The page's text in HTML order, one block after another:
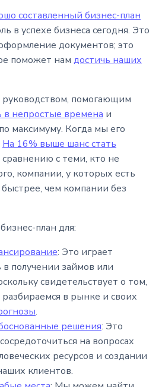
составленный бизнес-план
в успехе бизнеса сегодня. Это
документов; это
поможет нам достичь наших
руководством, помогающим
в непростые времена и
максимуму. Когда мы его
На 16% выше шанс стать
сравнению с теми, кто не
компании, у которых есть
чем компании без
план для:
: Это играет
получении займов или
свидетельствует о том,
в рынке и своих
.
решения: Это
на вопросах
ресурсов и создании
клиентов.